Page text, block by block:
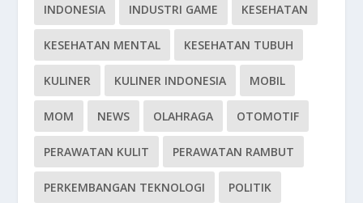
INDONESIA INDUSTRI GAME KESEHATAN
KESEHATAN MENTAL KESEHATAN TUBUH
KULINER KULINER INDONESIA MOBIL
MOM NEWS OLAHRAGA OTOMOTIF
PERAWATAN KULIT PERAWATAN RAMBUT
PERKEMBANGAN TEKNOLOGI POLITIK